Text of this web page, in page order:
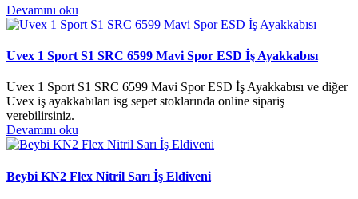
Devamını oku
Uvex 1 Sport S1 SRC 6599 Mavi Spor ESD İş Ayakkabısı
Uvex 1 Sport S1 SRC 6599 Mavi Spor ESD İş Ayakkabısı ve diğer
Uvex iş ayakkabıları isg sepet stoklarında online sipariş
verebilirsiniz.
Devamını oku
Beybi KN2 Flex Nitril Sarı İş Eldiveni